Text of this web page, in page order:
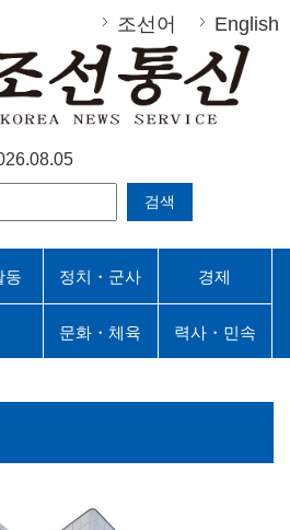
조선어 English
검색
동 정치・군사 경제
문화・체육 력사・민속